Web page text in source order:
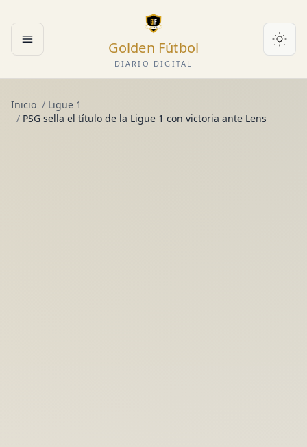
Abrir menú Golden Fútbol
DIARIO DIGITAL
Inicio / Ligue 1
/ PSG sella el título de la Ligue 1 con victoria ante Lens